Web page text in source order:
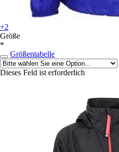
+2
Größe
*
Größentabelle
Dieses Feld ist erforderlich